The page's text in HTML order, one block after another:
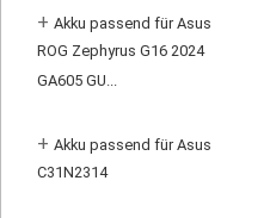
+ Akku passend für Asus
ROG Zephyrus G16 2024
GA605 GU...
+ Akku passend für Asus
C31N2314